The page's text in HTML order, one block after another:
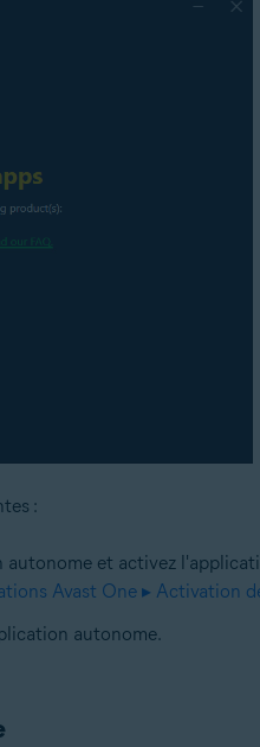
:
et activez
Avast One ▸ Activation
autonome.